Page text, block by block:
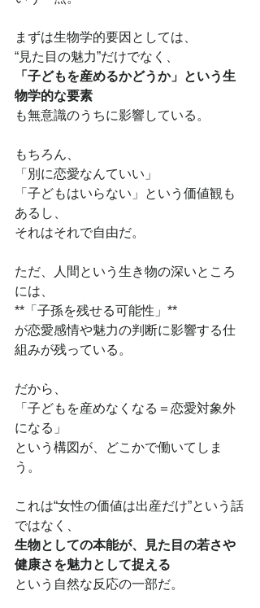
まずは生物学的要因としては、
“見た目の魅力”だけでなく、
「子どもを産めるかどうか」という生
物学的な要素
も無意識のうちに影響している。
もちろん、
「別に恋愛なんていい」
「子どもはいらない」という価値観も
あるし、
それはそれで自由だ。
ただ、人間という生き物の深いところ
には、
**「子孫を残せる可能性」**
が恋愛感情や魅力の判断に影響する仕
組みが残っている。
だから、
「子どもを産めなくなる＝恋愛対象外
になる」
という構図が、どこかで働いてしま
う。
これは“女性の価値は出産だけ”という話
ではなく、
生物としての本能が、見た目の若さや
健康さを魅力として捉える
という自然な反応の一部だ。